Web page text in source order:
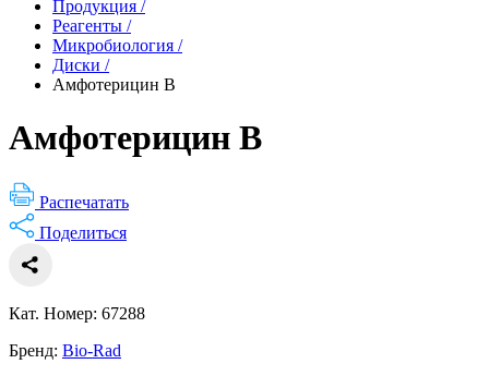
Продукция /
Реагенты /
Микробиология /
Диски /
Амфотерицин В
Амфотерицин В
Распечатать
Поделиться
Кат. Номер: 67288
Бренд: Bio-Rad